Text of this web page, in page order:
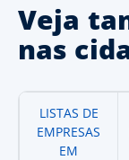
Veja
nas
LISTAS DE
EMPRESAS
EM